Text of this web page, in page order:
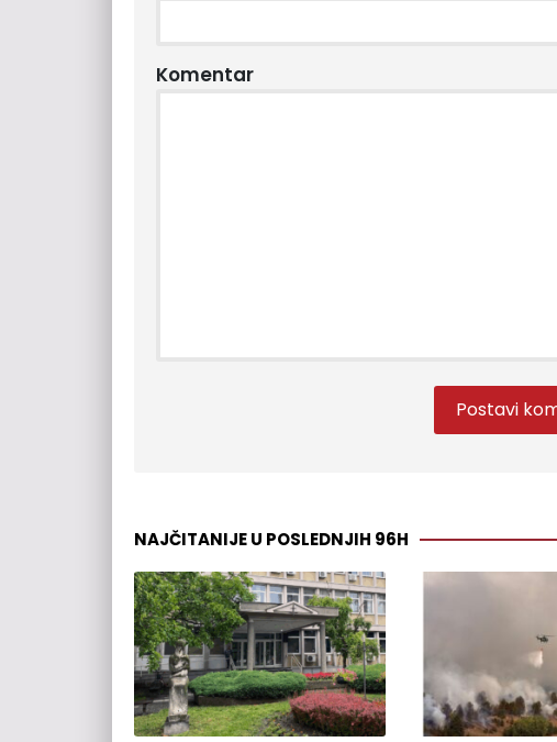
Komentar
NAJČITANIJE U POSLEDNJIH 96H